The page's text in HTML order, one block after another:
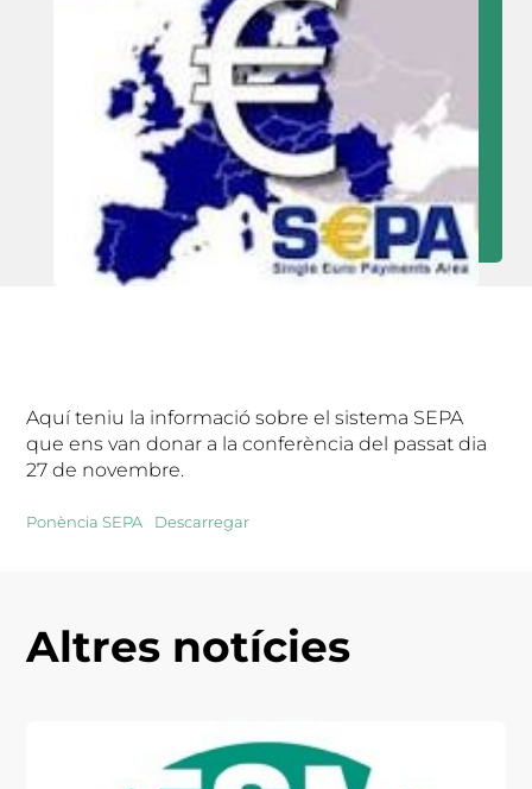
Aquí teniu la informació sobre el sistema SEPA
que ens van donar a la conferència del passat dia
27 de novembre.
Ponència SEPA Descarregar
Altres notícies